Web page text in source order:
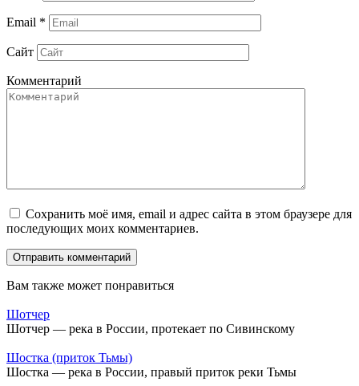
Email *
Сайт
Комментарий
Сохранить моё имя, email и адрес сайта в этом браузере для
последующих моих комментариев.
Вам также может понравиться
Шотчер
Шотчер — река в России, протекает по Сивинскому
Шостка (приток Тьмы)
Шостка — река в России, правый приток реки Тьмы